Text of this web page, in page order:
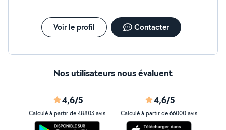
Voir le profil Contacter
Nos utilisateurs nous évaluent
4,6/5
Calculé à partir de 48803 avis
4,6/5
Calculé à partir de 66000 avis